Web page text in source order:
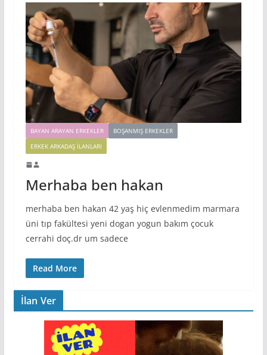
BAYAN ARAYAN ERKEKLER
BOŞANMIŞ ERKEKLER
ERKEK ARKADAŞ ILANLARI
Merhaba ben hakan
merhaba ben hakan 42 yaş hiç evlenmedim marmara
üni tıp fakültesi yeni dogan yogun bakım çocuk
cerrahi doç.dr um sadece
Read More
İlan Ver